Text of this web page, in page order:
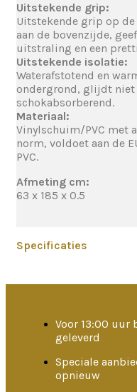
Uitstekende grip:
Uitstekende grip op
aan de bovenzijde,
uitstraling en een
Uitstekende isolatie:
Waterafstotend en
ondergrond, glijdt niet
schokabsorberend.
Materiaal:
Vinylschuim/PVC met
norm, voldoet aan de
PVC.
Afmeting cm:
63 x 185 x 0.5
Specificaties
Voor 13:00 uur
geleverd
Speciale
opnieuw